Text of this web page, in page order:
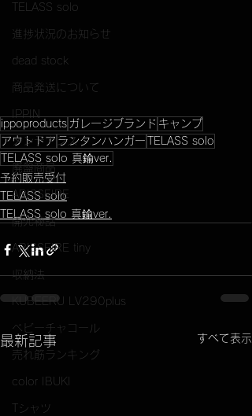
TELASS solo
進捗状況のお知らせ
dead stock
商品発送について
IPPIN
メンテナンス
廃盤商品
ARISSFIRE
開発秘話
ARISSFIRE tiny
収納法
KUBEERU LV290plus
ベビーチャコール
売れ筋ランキング
color IBUKI
Tシャツ
ippoproducts ガレージブランド キャンプ
アウトドア ランタンハンガー
TELASS solo
TELASS solo 真鍮ver.
予約販売受付
TELASS solo
TELASS solo 真鍮ver.
最新記事 すべて表示